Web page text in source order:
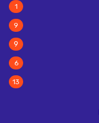
1
9
9
6
13